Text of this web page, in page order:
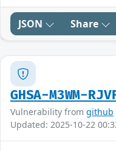
JSON Share
GHSA-M3WM-
Vulnerability from github
Updated: 2025-10-22